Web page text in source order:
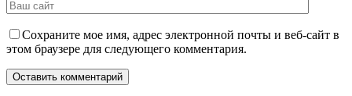
Сохраните мое имя, адрес электронной почты и веб-сайт в
этом браузере для следующего комментария.